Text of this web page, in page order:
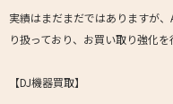
実績はまだまだではありますが
り扱っており、お買い取り強化を
【DJ機器買取】